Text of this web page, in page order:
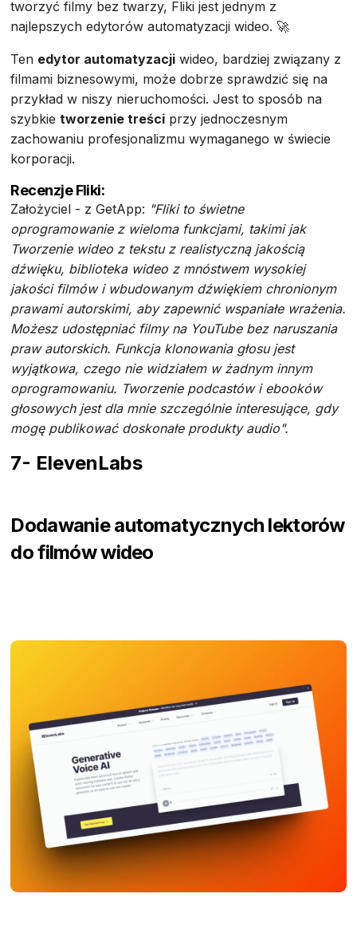
tworzyć filmy bez twarzy, Fliki jest jednym z
najlepszych edytorów automatyzacji wideo. 🚀
Ten edytor automatyzacji wideo, bardziej związany z
filmami biznesowymi, może dobrze sprawdzić się na
przykład w niszy nieruchomości. Jest to sposób na
szybkietworzenie treści przy jednoczesnym
zachowaniu profesjonalizmu wymaganego w świecie
korporacji.
Recenzje Fliki:
Założyciel - z GetApp: "Fliki to świetne
oprogramowanie z wieloma funkcjami, takimi jak
Tworzenie wideo z tekstu z realistyczną jakością
dźwięku, biblioteka wideo z mnóstwem wysokiej
jakości filmów i wbudowanym dźwiękiem chronionym
prawami autorskimi, aby zapewnić wspaniałe wrażenia.
Możesz udostępniać filmy na YouTube bez naruszania
praw autorskich. Funkcja klonowania głosu jest
wyjątkowa, czego nie widziałem w żadnym innym
oprogramowaniu. Tworzenie podcastów i ebooków
głosowych jest dla mnie szczególnie interesujące, gdy
mogę publikować doskonałe produkty audio".
7- ElevenLabs
Dodawanie automatycznych lektorów
do filmów wideo